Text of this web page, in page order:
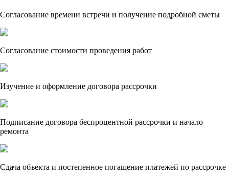
Согласование времени встречи и получение подробной сметы
Согласование стоимости проведения работ
Изучение и оформление договора рассрочки
Подписание договора беспроцентной рассрочки и начало
ремонта
Сдача объекта и постепенное погашение платежей по рассрочке